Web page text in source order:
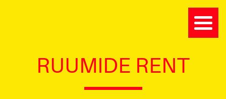
RUUMIDE RENT